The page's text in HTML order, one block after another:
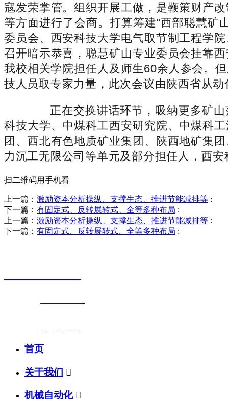
寇发荣掌管。组织开展工做，是鞭策财产
等方面进行了会商。打算筹建“西部聪慧矿
委员会、西安科技大学电气取节制工程学
召开暗示恭喜，聪慧矿山专业委员会挂靠
我校相关学院担任人及师生60余人参会。
技人员取专家力量，此次会议由陕西省从动
正在交换讲话环节，吸纳更多矿山
科技大学、中煤科工西安研究院、中煤科
团、西北有色地质矿业集团、陕西地矿集
力沉工无限公司等单元及部分担任人，西安
扫二维码用手机看
上一篇： 激励资本分析操纵、支撑生态、推进节能减排等 :
下一篇： 有固定式、反转展转式、全等多种布局 :
上一篇： 激励资本分析操纵、支撑生态、推进节能减排等 :
下一篇： 有固定式、反转展转式、全等多种布局 :
首页
关于我们 
机械自动化 